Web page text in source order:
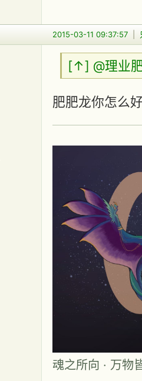
2015-03-11 09:37:57
[↑] @理业
肥肥龙你怎么
魂之所向 · 万物